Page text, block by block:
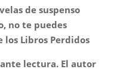
de suspenso
no te puedes
los Libros Perdidos
lectura. El autor